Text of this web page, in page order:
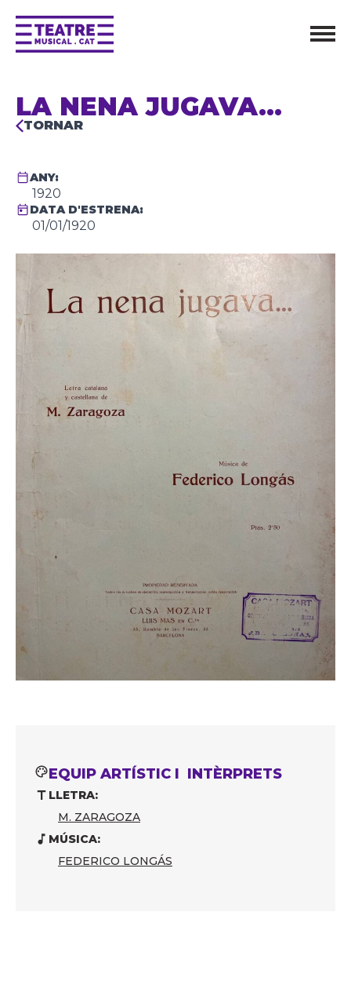
LA NENA JUGAVA…
TORNAR
ANY:
1920
DATA D'ESTRENA:
01/01/1920
EQUIP ARTÍSTIC I INTÈRPRETS
LLETRA:
M. ZARAGOZA
MÚSICA:
FEDERICO LONGÁS